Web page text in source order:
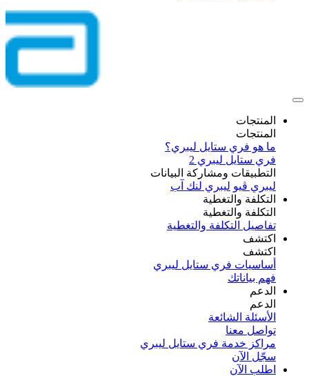
المنتجات
المنتجات
ما هو فري ستايل ليبري؟
فري ستايل ليبري 2
التطبيقات ومشاركة البيانات
ليبري ڤيو ليبري لنك آب
التكلفة والتغطية
التكلفة والتغطية
تفاصيل التكلفة والتغطية
اكتشف​
اكتشف​
أساسيات فري ستايل ليبري
فهم بياناتك
الدعم
الدعم
الأسئلة الشائعة
تواصل معنا
مراكز خدمة فري ستايل ليبري
سجّل الآن​
اطلب الآن